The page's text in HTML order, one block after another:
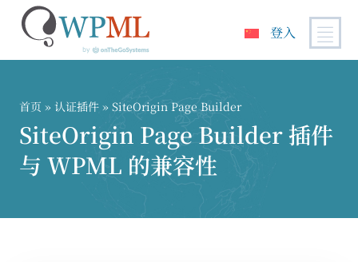
登入
首页 » 认证插件 » SiteOrigin Page Builder
SiteOrigin Page Builder 插件
与 WPML 的兼容性